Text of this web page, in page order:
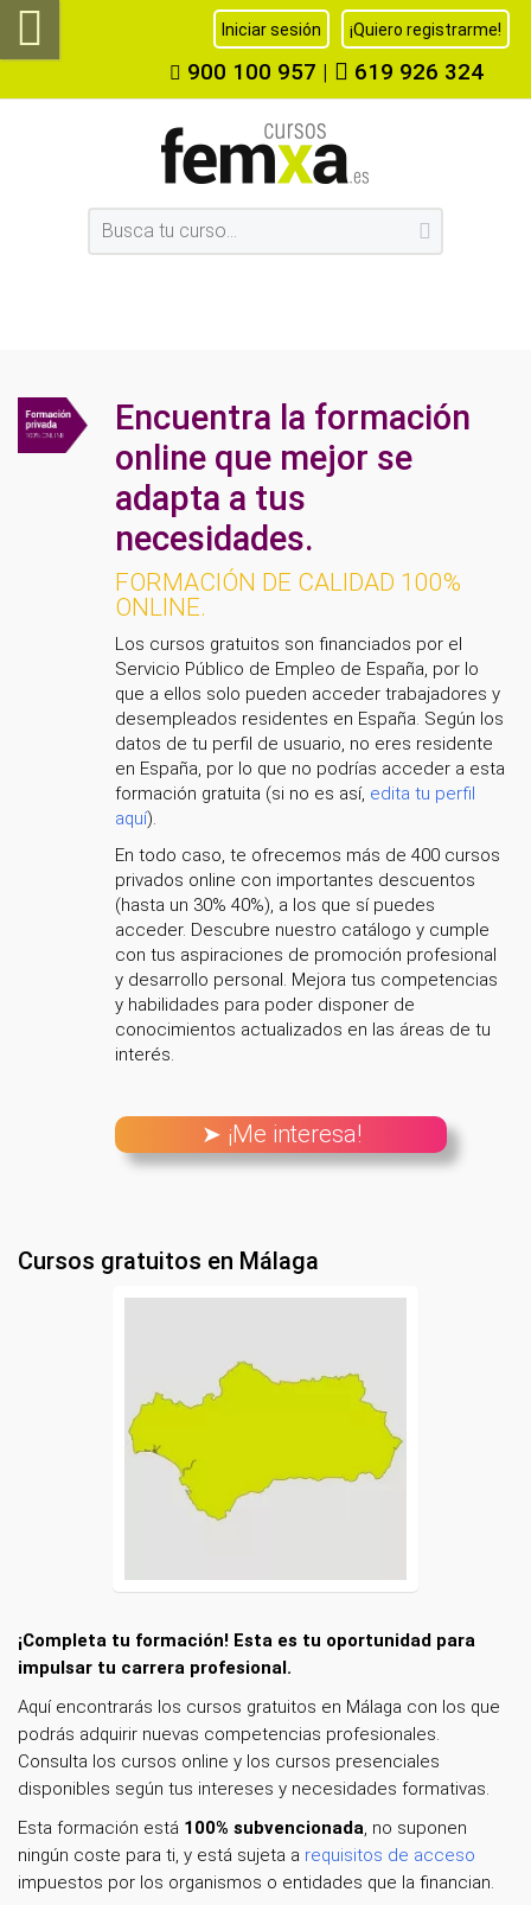
Iniciar sesión ¡Quiero registrarme!
900 100 957 | 619 926 324
Encuentra la formación
online que mejor se
adapta a tus
necesidades.
FORMACIÓN DE CALIDAD 100%
ONLINE.
Los cursos gratuitos son financiados por el
Servicio Público de Empleo de España, por lo
que a ellos solo pueden acceder trabajadores y
desempleados residentes en España. Según los
datos de tu perfil de usuario, no eres residente
en España, por lo que no podrías acceder a esta
formación gratuita (si no es así, edita tu perfil
aquí).
En todo caso, te ofrecemos más de 400 cursos
privados online con importantes descuentos
(hasta un 30% 40%), a los que sí puedes
acceder. Descubre nuestro catálogo y cumple
con tus aspiraciones de promoción profesional
y desarrollo personal. Mejora tus competencias
y habilidades para poder disponer de
conocimientos actualizados en las áreas de tu
interés.
➤ ¡Me interesa!
Cursos gratuitos en Málaga
¡Completa tu formación! Esta es tu oportunidad para
impulsar tu carrera profesional.
Aquí encontrarás los cursos gratuitos en Málaga con los que
podrás adquirir nuevas competencias profesionales.
Consulta los cursos online y los cursos presenciales
disponibles según tus intereses y necesidades formativas.
Esta formación está 100% subvencionada, no suponen
ningún coste para ti, y está sujeta a requisitos de acceso
impuestos por los organismos o entidades que la financian.